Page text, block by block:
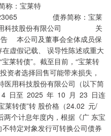
券简称：宝莱特
123065 债券简称：宝莱
技股份有限公司 关
告 本公司及董事会全体成员保
虚假记载、 误导性陈述或重大
莱转债”。截至目前，“宝莱转
资者选择回售可能带来损失，
用科技股份有限公司（以下简
4 日至 2025 年 10 月 23 日连
莱转债”转 股价格（24.02 元/
两个计息年度内，根据《广 东宝
特定对象发行可转换公司债券